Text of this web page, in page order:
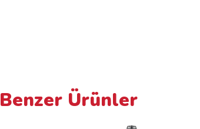
Benzer Ürünler